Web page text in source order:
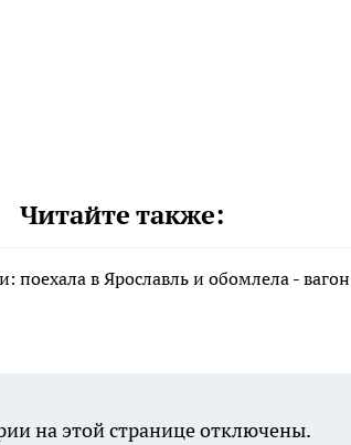
Читайте также:
в Ярославль и обомлела -
на этой странице отключены.